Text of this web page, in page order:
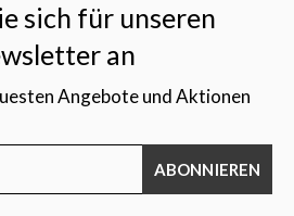
sich für unseren
an
Angebote und Aktionen
ABONNIEREN